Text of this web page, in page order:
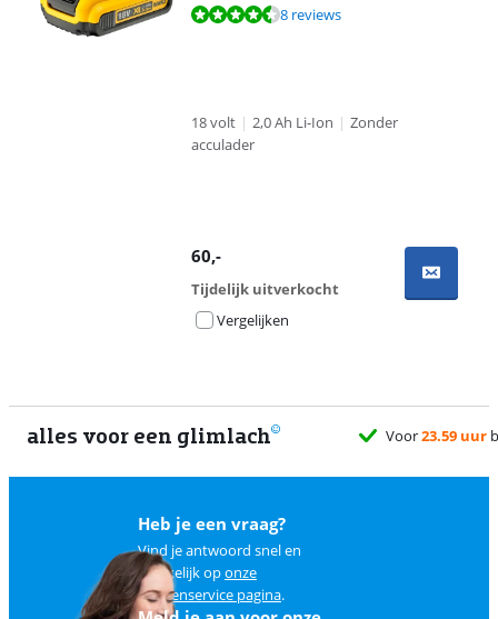
Beoordeling is 9,0 van de 10, gebaseerd op 8 reviews.
8 reviews
18 volt | 2,0 Ah Li-Ion | Zonder
acculader
60,-
Tijdelijk uitverkocht
Vergelijken
alles voor een glimlach Voor23.59 uur
Heb je een vraag?
Vind je antwoord snel en
makkelijk oponze
klantenservice pagina.